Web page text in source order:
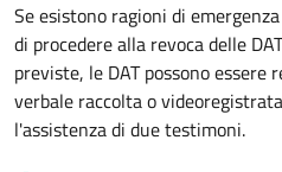
Se esistono ragioni di
di procedere alla revoca delle
previste, le DAT possono essere
verbale raccolta o
l'assistenza di due testimoni.